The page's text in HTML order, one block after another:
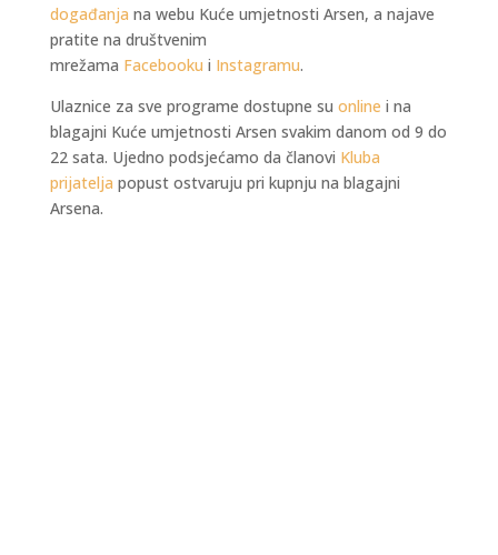
događanja na webu Kuće umjetnosti Arsen, a najave
pratite na društvenim
mrežama Facebooku i Instagramu.
Ulaznice za sve programe dostupne su online i na
blagajni Kuće umjetnosti Arsen svakim danom od 9 do
22 sata. Ujedno podsjećamo da članovi Kluba
prijatelja popust ostvaruju pri kupnju na blagajni
Arsena.